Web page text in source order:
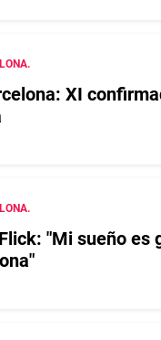
XI
"Mi sueño es